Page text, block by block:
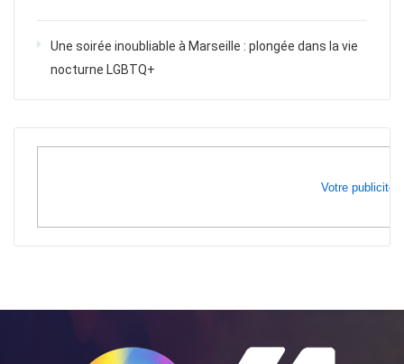
Une soirée inoubliable à Marseille : plongée dans la vie
nocturne LGBTQ+
Votre publicité